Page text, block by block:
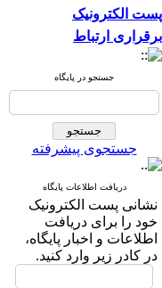
پست الکترونیک
برقراری ارتباط
جستجو در پایگاه
جستجوی پیشرفته
دریافت اطلاعات پایگاه
نشانی پست الکترونیک
خود را برای دریافت
اطلاعات و اخبار پایگاه،
در کادر زیر وارد کنید.